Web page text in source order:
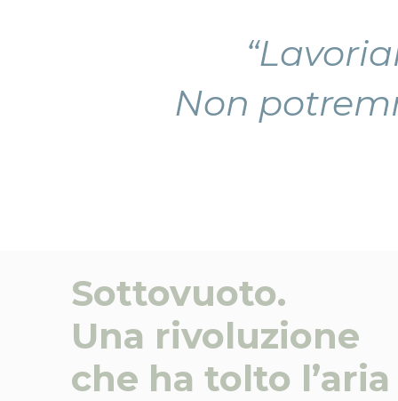
Non
Sottovuoto.
Una rivoluzione
che ha tolto